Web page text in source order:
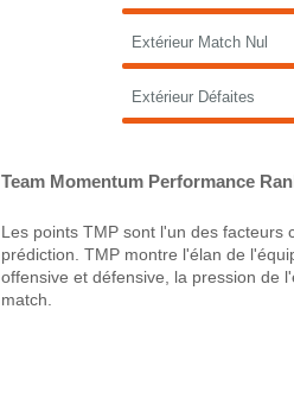
Extérieur Match Nul
Extérieur Défaites
Team Momentum Performance
Les points TMP sont l'un des facteurs
prédiction. TMP montre l'élan de
offensive et défensive, la pression de
match.